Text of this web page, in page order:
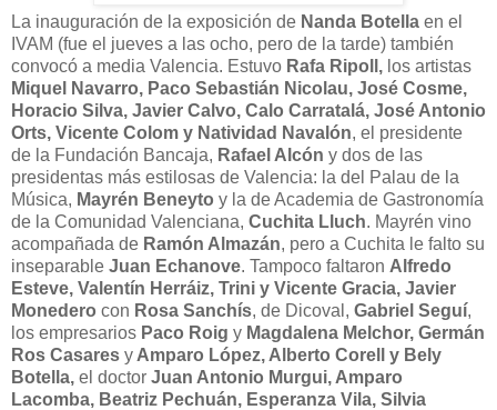
La inauguración de la exposición de Nanda Botella en el
IVAM (fue el jueves a las ocho, pero de la tarde) también
convocó a media Valencia. Estuvo Rafa Ripoll, los artistas
Miquel Navarro, Paco Sebastián Nicolau, José Cosme,
Horacio Silva, Javier Calvo, Calo Carratalá, José Antonio
Orts, Vicente Colom y Natividad Navalón, el presidente
de la Fundación Bancaja, Rafael Alcón y dos de las
presidentas más estilosas de Valencia: la del Palau de la
Música, Mayrén Beneyto y la de Academia de Gastronomía
de la Comunidad Valenciana, Cuchita Lluch. Mayrén vino
acompañada de Ramón Almazán, pero a Cuchita le falto su
inseparable Juan Echanove. Tampoco faltaron Alfredo
Esteve, Valentín Herráiz, Trini y Vicente Gracia, Javier
Monedero con Rosa Sanchís, de Dicoval, Gabriel Seguí,
los empresarios Paco Roig y Magdalena Melchor, Germán
Ros Casares y Amparo López, Alberto Corell y Bely
Botella, el doctor Juan Antonio Murgui, Amparo
Lacomba, Beatriz Pechuán, Esperanza Vila, Silvia